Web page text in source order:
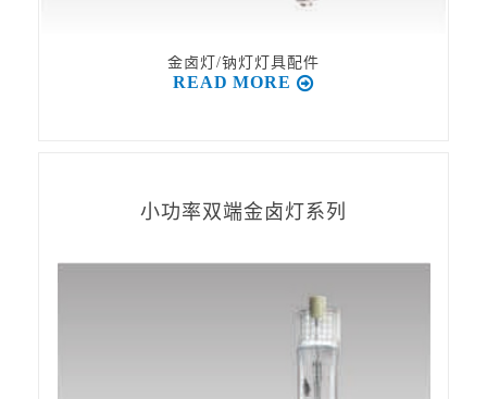
金卤灯/钠灯灯具配件
READ MORE
小功率双端金卤灯系列